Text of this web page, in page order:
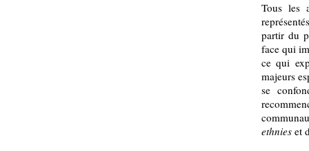
Tous les
partir du
face qui
ce qui
majeurs
se
ethnies et